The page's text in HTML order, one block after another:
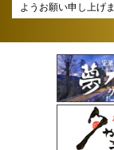
ようお願い申し上げま